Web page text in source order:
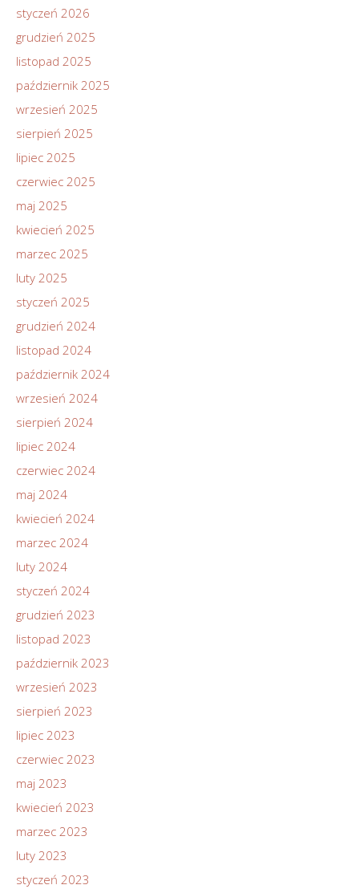
styczeń 2026
grudzień 2025
listopad 2025
październik 2025
wrzesień 2025
sierpień 2025
lipiec 2025
czerwiec 2025
maj 2025
kwiecień 2025
marzec 2025
luty 2025
styczeń 2025
grudzień 2024
listopad 2024
październik 2024
wrzesień 2024
sierpień 2024
lipiec 2024
czerwiec 2024
maj 2024
kwiecień 2024
marzec 2024
luty 2024
styczeń 2024
grudzień 2023
listopad 2023
październik 2023
wrzesień 2023
sierpień 2023
lipiec 2023
czerwiec 2023
maj 2023
kwiecień 2023
marzec 2023
luty 2023
styczeń 2023